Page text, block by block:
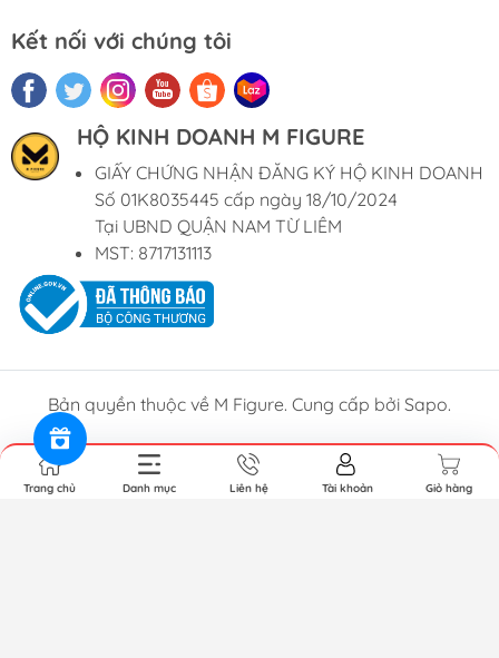
Kết nối với chúng tôi
HỘ KINH DOANH M FIGURE
GIẤY CHỨNG NHẬN ĐĂNG KÝ HỘ KINH DOANH
Số 01K8035445 cấp ngày 18/10/2024
Tại UBND QUẬN NAM TỪ LIÊM
MST: 8717131113
Bản quyền thuộc về M Figure. Cung cấp bởi Sapo.
Trang chủ Danh mục Liên hệ Tài khoản Giỏ hàng